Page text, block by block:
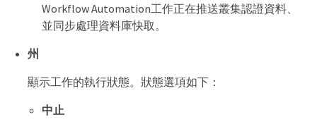
Workflow Automation工作正在推送叢集認證資料、
並同步處理資料庫快取。
州
顯示工作的執行狀態。狀態選項如下：
中止